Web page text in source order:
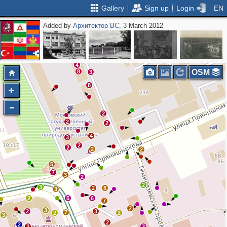
Gallery Sign up Login EN
Added byАрхитектор ВС, 3 March 2012
4
8
3
8
3
2
2
3 3
3
2
7
2
5
2
2
2
2
2
3
7
8
2
6
2
2
2
3
7
5
2
3
2
4
2
2
OSM